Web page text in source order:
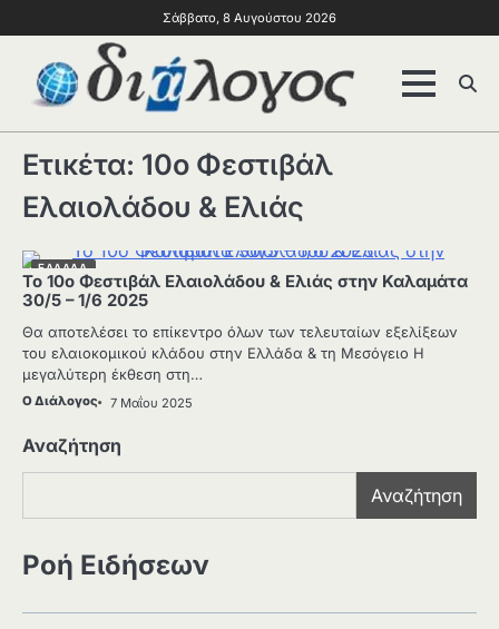
Σάββατο, 8 Αυγούστου 2026
Ετικέτα: 10ο Φεστιβάλ
Ελαιολάδου & Ελιάς
ΕΛΛΑΔΑ
Το 10ο Φεστιβάλ Ελαιολάδου & Ελιάς στην Καλαμάτα
30/5 – 1/6 2025
Θα αποτελέσει το επίκεντρο όλων των τελευταίων εξελίξεων
του ελαιοκομικού κλάδου στην Ελλάδα & τη Μεσόγειο Η
μεγαλύτερη έκθεση στη…
Ο Διάλογος 7 Μαΐου 2025
Αναζήτηση
Αναζήτηση
Ροή Ειδήσεων